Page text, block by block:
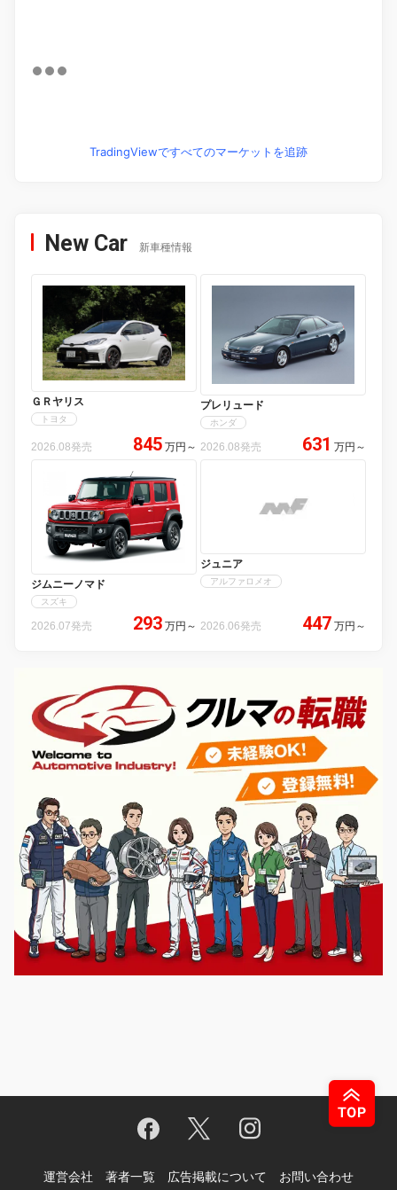
TradingViewですべてのマーケットを追跡
New Car 新車種情報
ＧＲヤリス
トヨタ
2026.08発売 845 万円 ～
プレリュード
ホンダ
2026.08発売 631 万円 ～
ジムニーノマド
スズキ
2026.07発売 293 万円 ～
ジュニア
アルファロメオ
2026.06発売 447 万円 ～
運営会社 著者一覧 広告掲載について お問い合わせ